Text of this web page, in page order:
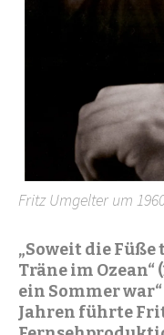
Fritz Umgelter um
„Soweit die Füße
Träne im Ozean“
ein Sommer
Jahren führte